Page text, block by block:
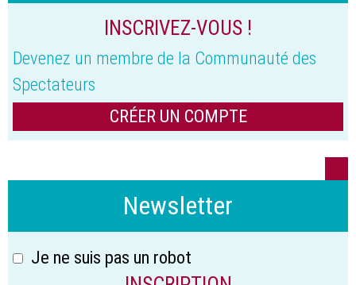
INSCRIVEZ-VOUS !
Devenez un membre de la Communauté des
Spectateurs
CRÉER UN COMPTE
Newsletter
Je ne suis pas un robot